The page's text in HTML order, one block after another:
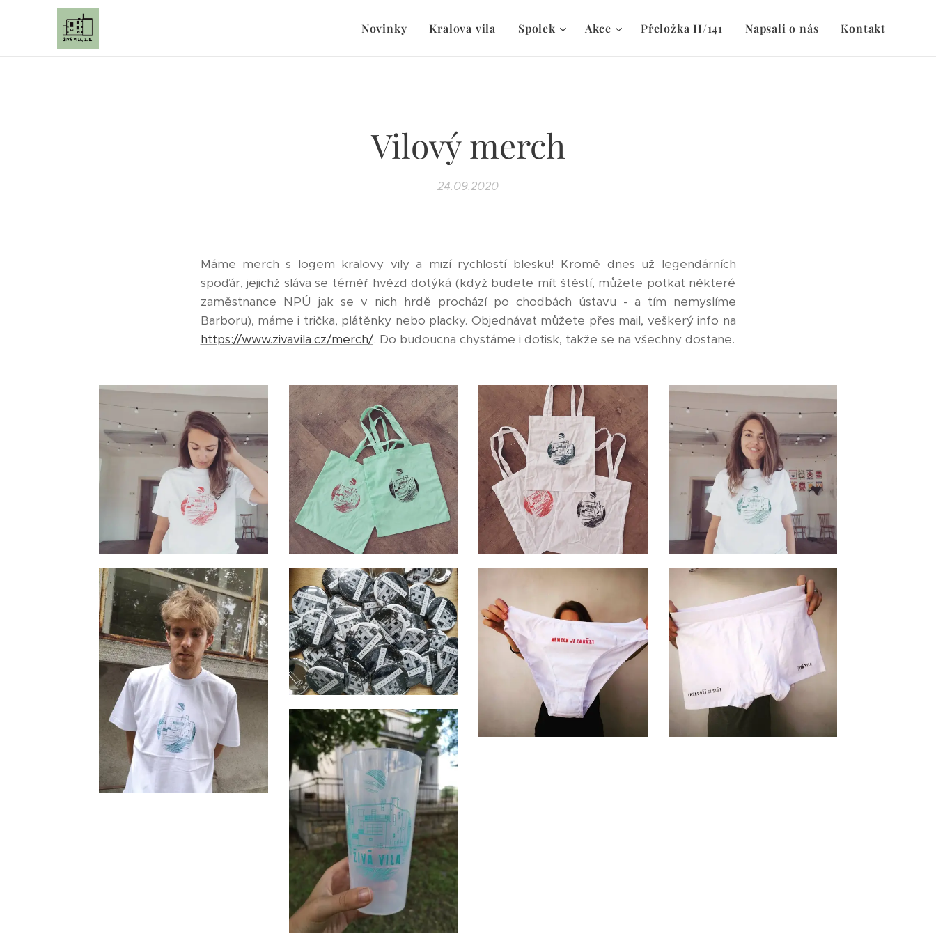
Novinky Kralova vila Spolek Akce Přeložka II/141 Napsali o nás Kontakt
Vilový merch
24.09.2020
Máme merch s logem kralovy vily a mizí rychlostí blesku! Kromě dnes už legendárních
spoďár, jejichž sláva se téměř hvězd dotýká (když budete mít štěstí, můžete potkat některé
zaměstnance NPÚ jak se v nich hrdě prochází po chodbách ústavu - a tím nemyslíme
Barboru), máme i trička, plátěnky nebo placky. Objednávat můžete přes mail, veškerý info na
https://www.zivavila.cz/merch/. Do budoucna chystáme i dotisk, takže se na všechny dostane.